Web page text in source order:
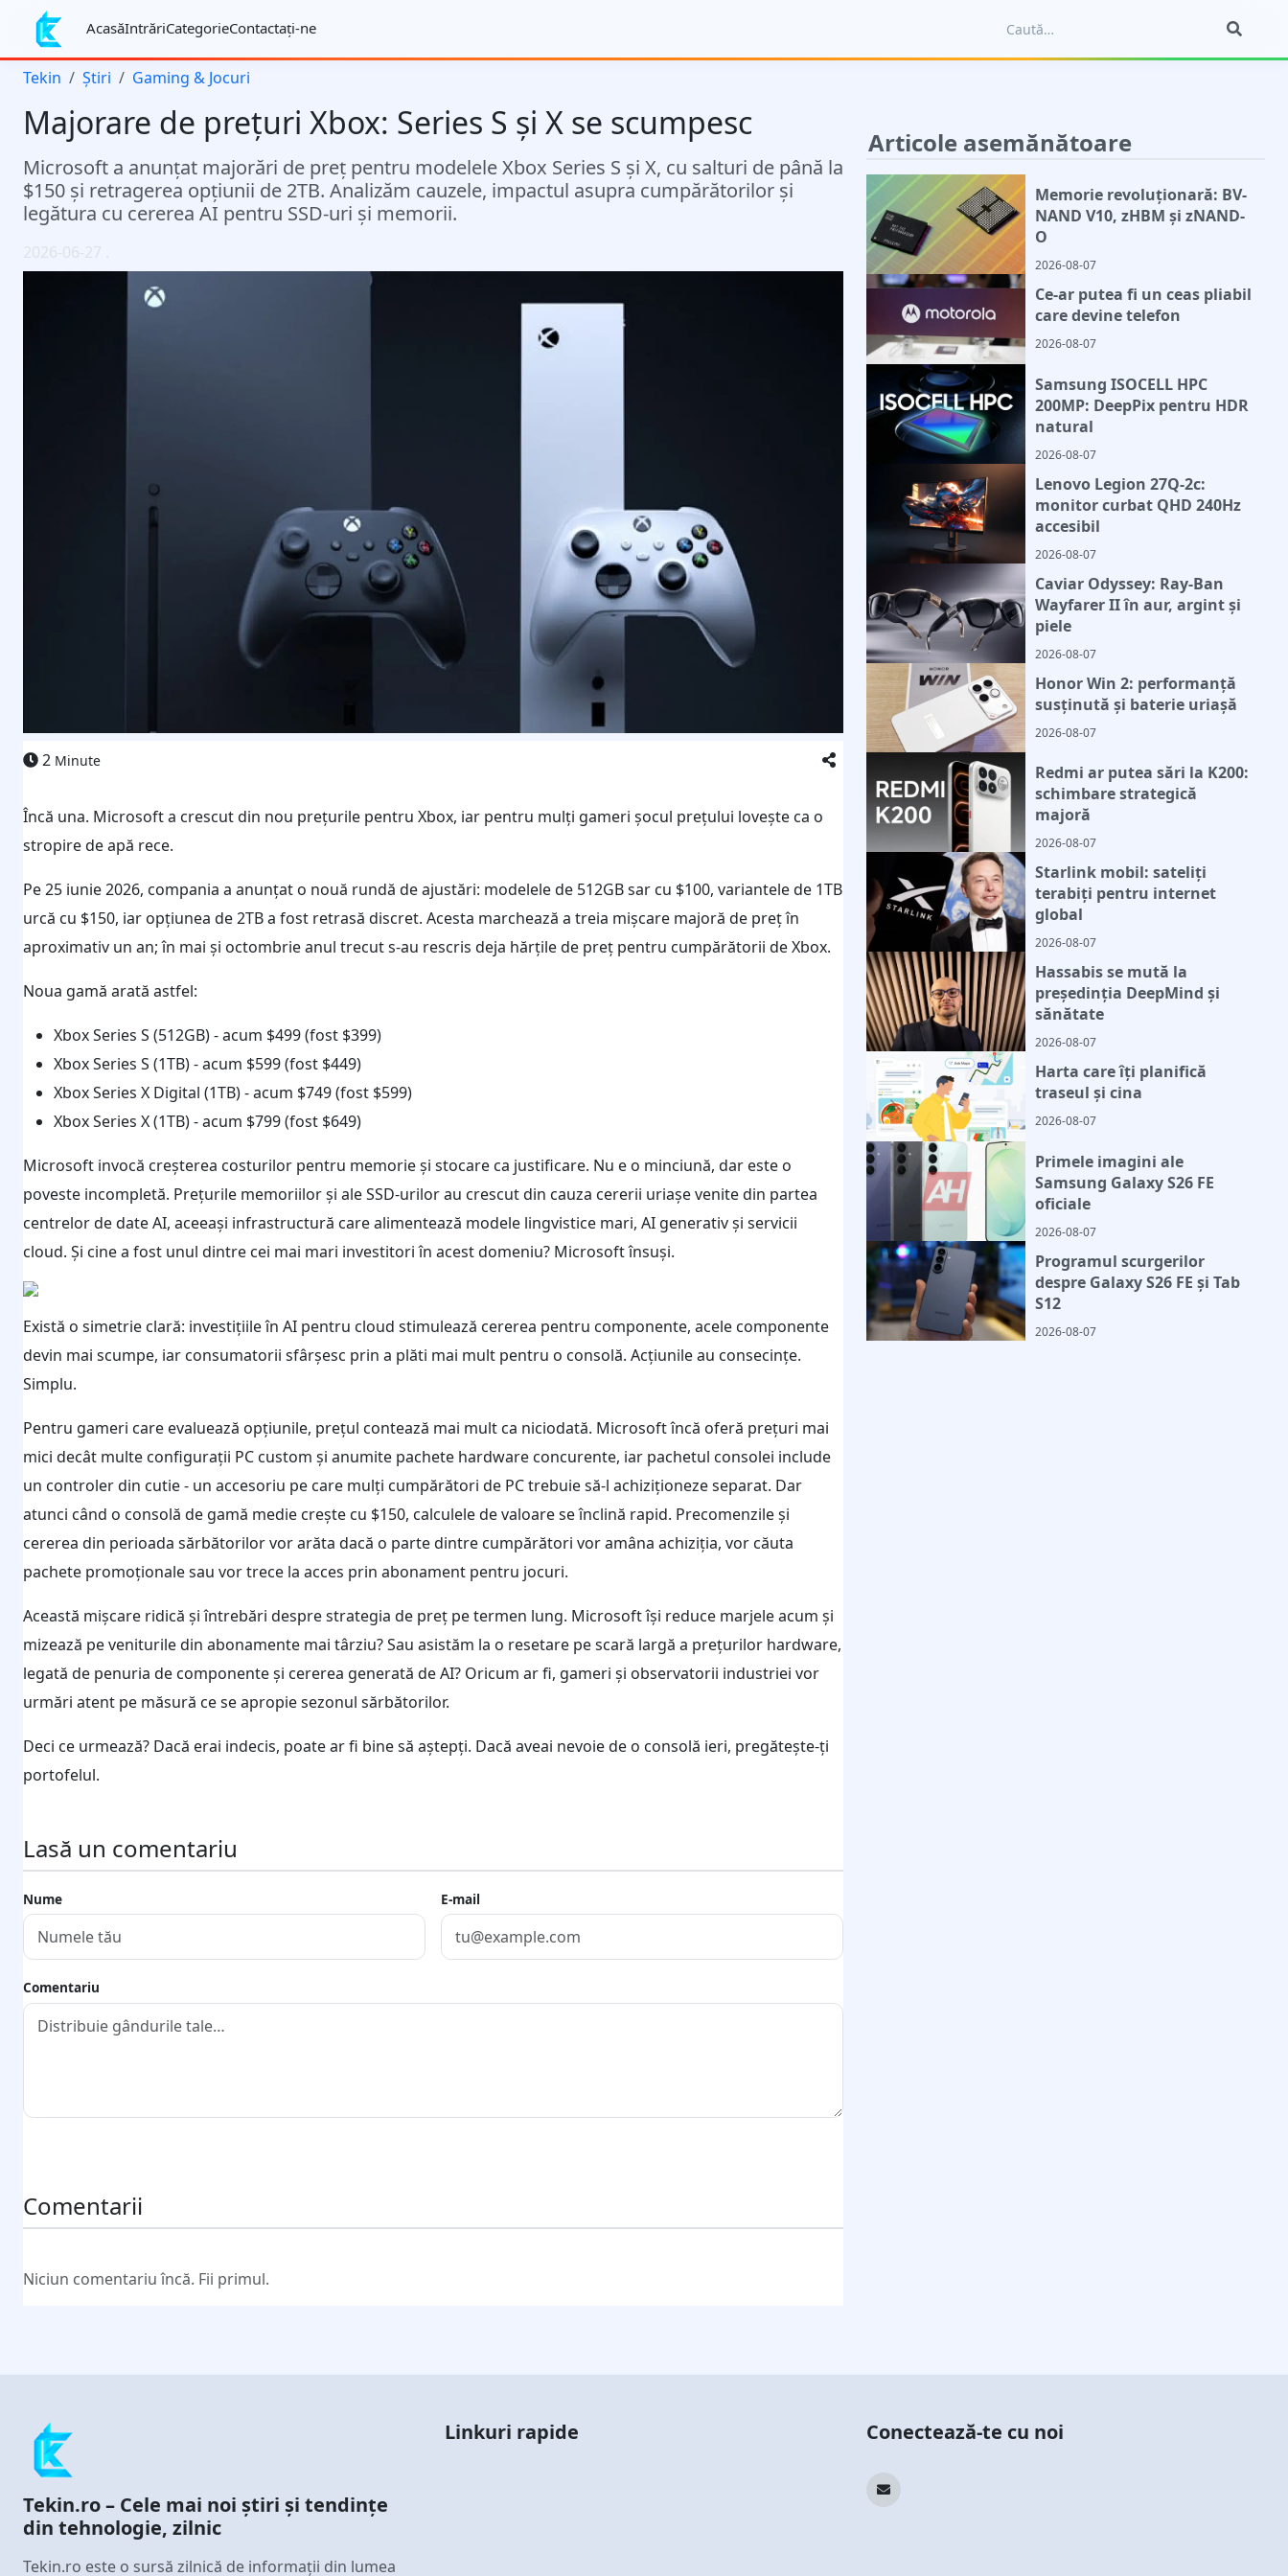
AcasăIntrăriCategorieContactaţi-ne
Tekin Știri Gaming & Jocuri
Majorare de prețuri Xbox: Series S și X se scumpesc
Microsoft a anunțat majorări de preț pentru modelele Xbox Series S și X, cu salturi de până la
$150 și retragerea opțiunii de 2TB. Analizăm cauzele, impactul asupra cumpărătorilor și
legătura cu cererea AI pentru SSD-uri și memorii.
2026-06-27 .
2 Minute
Încă una. Microsoft a crescut din nou prețurile pentru Xbox, iar pentru mulți gameri șocul prețului lovește ca o
stropire de apă rece.
Pe 25 iunie 2026, compania a anunțat o nouă rundă de ajustări: modelele de 512GB sar cu $100, variantele de 1TB
urcă cu $150, iar opțiunea de 2TB a fost retrasă discret. Acesta marchează a treia mișcare majoră de preț în
aproximativ un an; în mai și octombrie anul trecut s-au rescris deja hărțile de preț pentru cumpărătorii de Xbox.
Noua gamă arată astfel:
Xbox Series S (512GB) - acum $499 (fost $399)
Xbox Series S (1TB) - acum $599 (fost $449)
Xbox Series X Digital (1TB) - acum $749 (fost $599)
Xbox Series X (1TB) - acum $799 (fost $649)
Microsoft invocă creșterea costurilor pentru memorie și stocare ca justificare. Nu e o minciună, dar este o
poveste incompletă. Prețurile memoriilor și ale SSD-urilor au crescut din cauza cererii uriașe venite din partea
centrelor de date AI, aceeași infrastructură care alimentează modele lingvistice mari, AI generativ și servicii
cloud. Și cine a fost unul dintre cei mai mari investitori în acest domeniu? Microsoft însuși.
Există o simetrie clară: investițiile în AI pentru cloud stimulează cererea pentru componente, acele componente
devin mai scumpe, iar consumatorii sfârșesc prin a plăti mai mult pentru o consolă. Acțiunile au consecințe.
Simplu.
Pentru gameri care evaluează opțiunile, prețul contează mai mult ca niciodată. Microsoft încă oferă prețuri mai
mici decât multe configurații PC custom și anumite pachete hardware concurente, iar pachetul consolei include
un controler din cutie - un accesoriu pe care mulți cumpărători de PC trebuie să-l achiziționeze separat. Dar
atunci când o consolă de gamă medie crește cu $150, calculele de valoare se înclină rapid. Precomenzile și
cererea din perioada sărbătorilor vor arăta dacă o parte dintre cumpărători vor amâna achiziția, vor căuta
pachete promoționale sau vor trece la acces prin abonament pentru jocuri.
Această mișcare ridică și întrebări despre strategia de preț pe termen lung. Microsoft își reduce marjele acum și
mizează pe veniturile din abonamente mai târziu? Sau asistăm la o resetare pe scară largă a prețurilor hardware,
legată de penuria de componente și cererea generată de AI? Oricum ar fi, gameri și observatorii industriei vor
urmări atent pe măsură ce se apropie sezonul sărbătorilor.
Deci ce urmează? Dacă erai indecis, poate ar fi bine să aștepți. Dacă aveai nevoie de o consolă ieri, pregătește-ți
portofelul.
Lasă un comentariu
Nume E-mail
Comentariu
Comentarii
Niciun comentariu încă. Fii primul.
Articole asemănătoare
Memorie revoluționară: BV-
NAND V10, zHBM și zNAND-
O
2026-08-07
Ce-ar putea fi un ceas pliabil
care devine telefon
2026-08-07
Samsung ISOCELL HPC
200MP: DeepPix pentru HDR
natural
2026-08-07
Lenovo Legion 27Q-2c:
monitor curbat QHD 240Hz
accesibil
2026-08-07
Caviar Odyssey: Ray-Ban
Wayfarer II în aur, argint și
piele
2026-08-07
Honor Win 2: performanță
susținută și baterie uriașă
2026-08-07
Redmi ar putea sări la K200:
schimbare strategică
majoră
2026-08-07
Starlink mobil: sateliți
terabiți pentru internet
global
2026-08-07
Hassabis se mută la
președinția DeepMind și
sănătate
2026-08-07
Harta care îți planifică
traseul și cina
2026-08-07
Primele imagini ale
Samsung Galaxy S26 FE
oficiale
2026-08-07
Programul scurgerilor
despre Galaxy S26 FE și Tab
S12
2026-08-07
Tekin.ro – Cele mai noi știri și tendințe
din tehnologie, zilnic
Tekin.ro este o sursă zilnică de informații din lumea
Linkuri rapide Conectează-te cu noi